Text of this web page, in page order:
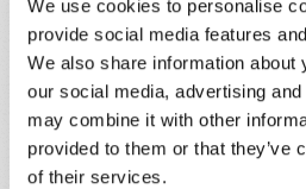
We use cookies to personalise
provide social media features
We also share information about
our social media, advertising
may combine it with other
provided to them or that they’ve
of their services.
SIGA LEYENDO
¡DINOS LO QUE PIENSAS!